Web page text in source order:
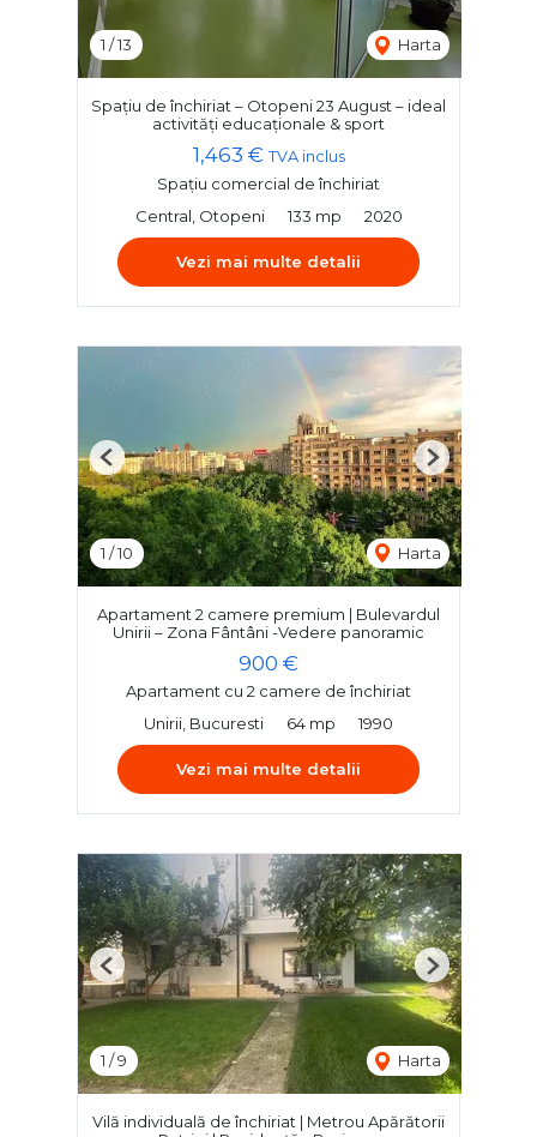
1 /13 Harta
Spațiu de închiriat – Otopeni 23 August – ideal
activități educaționale & sport
1,463 € TVA inclus
Spațiu comercial de închiriat
Central, Otopeni
133 mp 2020
Vezi mai multe detalii
1 /10 Harta
Previous Next
Apartament 2 camere premium | Bulevardul
Unirii – Zona Fântâni -Vedere panoramic
900 €
Apartament cu 2 camere de închiriat
Unirii, Bucuresti
64 mp 1990
Vezi mai multe detalii
1 /9 Harta
Previous Next
Vilă individuală de închiriat | Metrou Apărătorii